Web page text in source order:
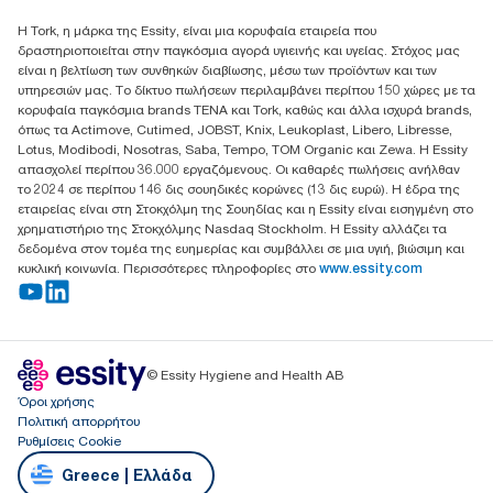
17th klm.National Road Athens-Lamia &2 Kalamatas
14564 N.Kifissia, Athens-Greece
Mob: +306932474930 (για Ελλάδα & Κύπρο)
Η Tork, η μάρκα της Essity, είναι μια κορυφαία εταιρεία που
δραστηριοποιείται στην παγκόσμια αγορά υγιεινής και υγείας. Στόχος μας
είναι η βελτίωση των συνθηκών διαβίωσης, μέσω των προϊόντων και των
υπηρεσιών μας. Το δίκτυο πωλήσεων περιλαμβάνει περίπου 150 χώρες με τα
κορυφαία παγκόσμια brands TENA και Tork, καθώς και άλλα ισχυρά brands,
όπως τα Actimove, Cutimed, JOBST, Knix, Leukoplast, Libero, Libresse,
Lotus, Modibodi, Nosotras, Saba, Tempo, TOM Organic και Zewa. Η Essity
απασχολεί περίπου 36.000 εργαζόμενους. Οι καθαρές πωλήσεις ανήλθαν
το 2024 σε περίπου 146 δις σουηδικές κορώνες (13 δις ευρώ). Η έδρα της
εταιρείας είναι στη Στοκχόλμη της Σουηδίας και η Essity είναι εισηγμένη στο
χρηματιστήριο της Στοκχόλμης Nasdaq Stockholm. Η Essity αλλάζει τα
δεδομένα στον τομέα της ευημερίας και συμβάλλει σε μια υγιή, βιώσιμη και
κυκλική κοινωνία. Περισσότερες πληροφορίες στο www.essity.com
© Essity Hygiene and Health AB
Όροι χρήσης
Πολιτική απορρήτου
Ρυθμίσεις Cookie
Greece | Ελλάδα